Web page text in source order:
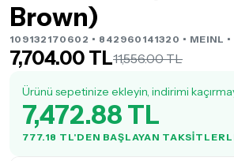
Brown)
109132170602 • 842960141320 • MEINL
7,704.00 TL11,556.00 TL
Ürünü sepetinize ekleyin, indirimi
7,472.88 TL
777.18 TL'DEN BAŞLAYAN